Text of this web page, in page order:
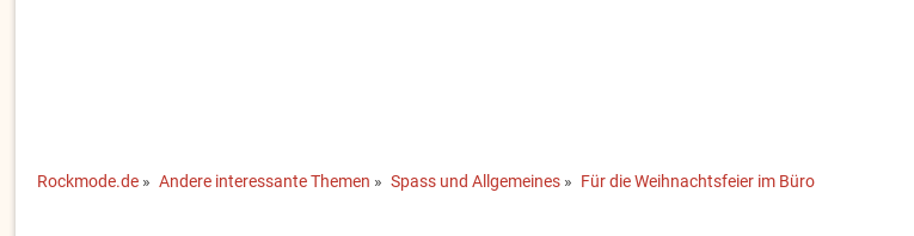
Rockmode.de » Andere interessante Themen » Spass und Allgemeines » Für die Weihnachtsfeier im Büro